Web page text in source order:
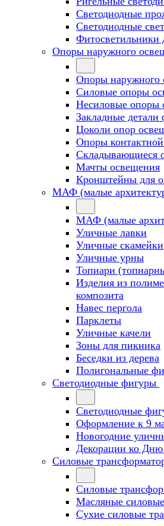
Светодиодные
Светодиодные
Фитосветильники
Опоры наружного
Опоры наружного
Силовые опоры
Несиловые опоры
Закладные детали
Цоколи опор
Опоры контактной
Cкладывающиеся
Мачты освещения
Кронштейны для
МАФ (малые
МАФ (малые
Уличные лавки
Уличные скамейки
Уличные урны
Топиари
Изделия из
композита
Навес пергола
Парклеты
Уличные качели
Зоны для пикника
Беседки из дерева
Полигональные
Светодиодные фигуры
Светодиодные
Оформление к 9
Новогодние
Декорации ко Дню
Силовые
Силовые
Масляные
Сухие силовые